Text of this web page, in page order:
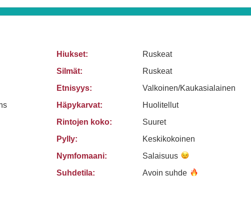
Hiukset:
Ruskeat
Silmät:
Ruskeat
Etnisyys:
Valkoinen/Kaukasialainen
Häpykarvat:
Huolitellut
Rintojen koko:
Suuret
Pylly:
Keskikokoinen
Nymfomaani:
Salaisuus
Suhdetila:
Avoin suhde